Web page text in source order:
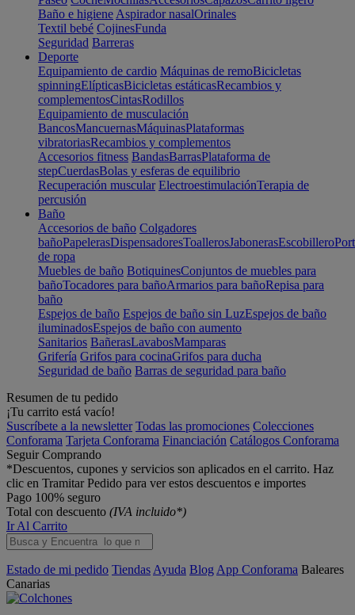
Baño e higiene Aspirador nasalOrinales
Textil bebé CojinesFunda
Seguridad Barreras
Deporte
Equipamiento de cardio Máquinas de remoBicicletas
spinningElípticasBicicletas estáticasRecambios y
complementosCintasRodillos
Equipamiento de musculación
BancosMancuernasMáquinasPlataformas
vibratoriasRecambios y complementos
Accesorios fitness BandasBarrasPlataforma de
stepCuerdasBolas y esferas de equilibrio
Recuperación muscular ElectroestimulaciónTerapia de
percusión
Baño
Accesorios de baño Colgadores
bañoPapelerasDispensadoresToallerosJabonerasEscobillero
de ropa
Muebles de baño BotiquinesConjuntos de muebles para
bañoTocadores para bañoArmarios para bañoRepisa para
baño
Espejos de baño Espejos de baño sin LuzEspejos de baño
iluminadosEspejos de baño con aumento
Sanitarios BañerasLavabosMamparas
Grifería Grifos para cocinaGrifos para ducha
Seguridad de baño Barras de seguridad para baño
Resumen de tu pedido
¡Tu carrito está vacío!
Suscríbete a la newsletter Todas las promociones Colecciones
Conforama Tarjeta Conforama Financiación Catálogos Conforama
Seguir Comprando
*Descuentos, cupones y servicios son aplicados en el carrito. Haz
clic en Tramitar Pedido para ver estos descuentos e importes
Pago 100% seguro
Total con descuento (IVA incluido*)
Ir Al Carrito
Estado de mi pedido Tiendas Ayuda Blog App Conforama Baleares
Canarias